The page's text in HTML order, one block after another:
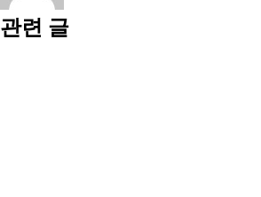
관련 글